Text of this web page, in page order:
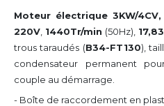
Moteur électrique 3KW/
220V 1440Tr/min (50Hz),
trous taraudés (B34-FT130),
condensateur permanent
couple au démarrage.
- Boîte de raccordement en